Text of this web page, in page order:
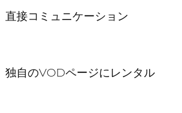
直接コミュニケーション
独自のVODページにレンタル